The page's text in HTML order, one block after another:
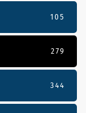
105
279
344